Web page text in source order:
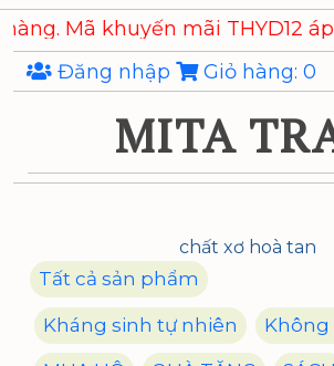
Skip
to
the
content
khuyến mãi THYD12 áp dụng
Đăng nhập
Giỏ hàng: 0
MITA
chất xơ hoà tan
Tất cả sản phẩm
Kháng sinh tự nhiên Không